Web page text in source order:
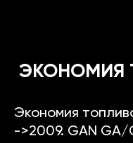
ЭКОНОМИЯ
Экономия
->2009. GAN GA/